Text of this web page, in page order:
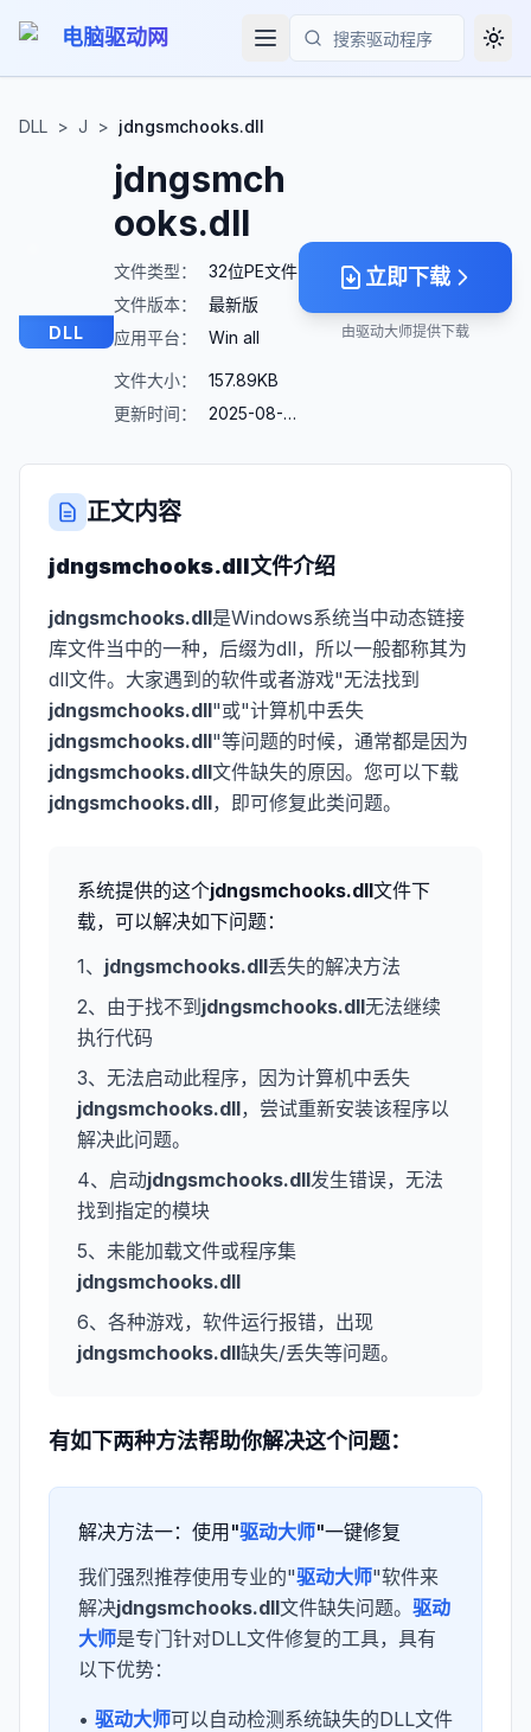
电脑驱动网
搜索
DLL > J > jdngsmchooks.dll
DLL
jdngsmch
ooks.dll
文件类型：
32位PE文件
文件版本：
最新版
应用平台：
Win all
文件大小：
157.89KB
更新时间：
2025-08-23
立即下载
由驱动大师提供下载
正文内容
jdngsmchooks.dll文件介绍
jdngsmchooks.dll是Windows系统当中动态链接
库文件当中的一种，后缀为dll，所以一般都称其为
dll文件。大家遇到的软件或者游戏"无法找到
jdngsmchooks.dll"或"计算机中丢失
jdngsmchooks.dll"等问题的时候，通常都是因为
jdngsmchooks.dll文件缺失的原因。您可以下载
jdngsmchooks.dll，即可修复此类问题。
系统提供的这个jdngsmchooks.dll文件下
载，可以解决如下问题：
1、 jdngsmchooks.dll丢失的解决方法
2、由于找不到 jdngsmchooks.dll无法继续
执行代码
3、无法启动此程序，因为计算机中丢失
jdngsmchooks.dll，尝试重新安装该程序以
解决此问题。
4、启动jdngsmchooks.dll发生错误，无法
找到指定的模块
5、未能加载文件或程序集
jdngsmchooks.dll
6、各种游戏，软件运行报错，出现
jdngsmchooks.dll缺失/丢失等问题。
有如下两种方法帮助你解决这个问题：
解决方法一：使用"驱动大师"一键修复
我们强烈推荐使用专业的"驱动大师"软件来
解决jdngsmchooks.dll文件缺失问题。 驱动
大师是专门针对DLL文件修复的工具，具有
以下优势：
• 驱动大师可以自动检测系统缺失的DLL文件